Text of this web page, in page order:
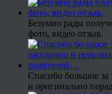
Безумно рады
фото, видео отзыв.
Спасибо большое
и оригинально